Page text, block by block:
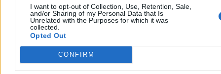
I want to opt-out of Collection, Use, Retention, Sale,
and/or Sharing of my Personal Data that Is
Unrelated with the Purposes for which it was
collected.
Opted Out
CONFIRM